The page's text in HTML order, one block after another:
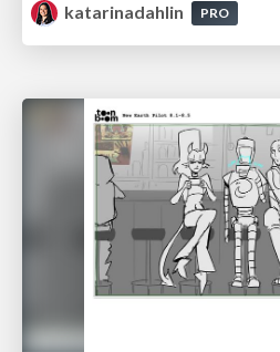
katarinadahlin
PRO